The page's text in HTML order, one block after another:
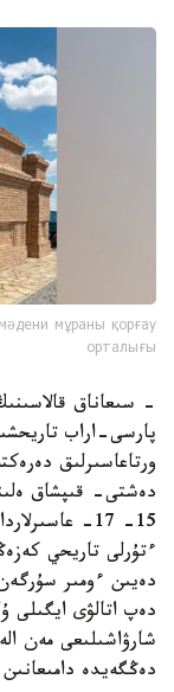
мұраны қорғау
орталығы
پارسى-اراب
15- 17-
دەيىن ءومىر
دەپ اتالۋى ايگىلى
شارۋاشىلىعى مەن
دەڭگەيدە